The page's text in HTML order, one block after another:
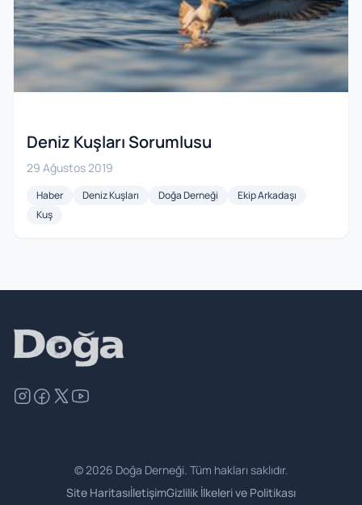
Deniz Kuşları Sorumlusu
29 Ağustos 2019
Haber Deniz Kuşları Doğa Derneği
Ekip Arkadaşı
Kuş
©2026 Doğa Derneği. Tüm hakları saklıdır.
Site HaritasıİletişimGizlilik İlkeleri ve Politikası